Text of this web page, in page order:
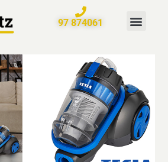
97 874061